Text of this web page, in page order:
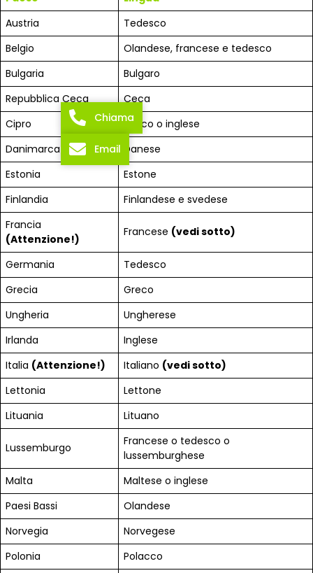
Austria
Tedesco
Belgio
Olandese, francese e tedesco
Bulgaria
Bulgaro
Repubblica Ceca
Ceca
Cipro
Greco o inglese
Danimarca
Danese
Estonia
Estone
Finlandia
Finlandese e svedese
Francia
(Attenzione!)
Francese (vedi sotto)
Germania
Tedesco
Grecia
Greco
Ungheria
Ungherese
Irlanda
Inglese
Italia (Attenzione!) Italiano (vedi sotto)
Lettonia
Lettone
Lituania
Lituano
Lussemburgo
Francese o tedesco o
lussemburghese
Malta
Maltese o inglese
Paesi Bassi
Olandese
Norvegia
Norvegese
Polonia
Polacco
Chiama
Email